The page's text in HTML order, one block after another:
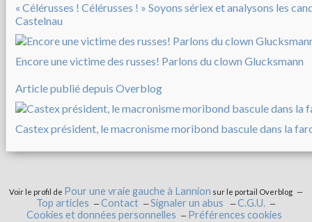
« Célérusses ! Célérusses ! » Soyons sériex et analysons les
Castelnau
Encore une victime des russes! Parlons du clown Glucksmann
Article publié depuis Overblog
Castex président, le macronisme moribond bascule dans la
Voir le profil de Pour une vraie gauche à Lannion sur le portail Overblog
Top articles Contact Signaler un abus
C.G.U.
Cookies et données personnelles
Préférences cookies